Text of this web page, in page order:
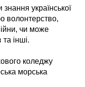
української
волонтерство,
чи може
інші.
коледжу
морська